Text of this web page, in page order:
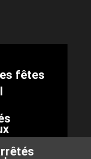
fêtes